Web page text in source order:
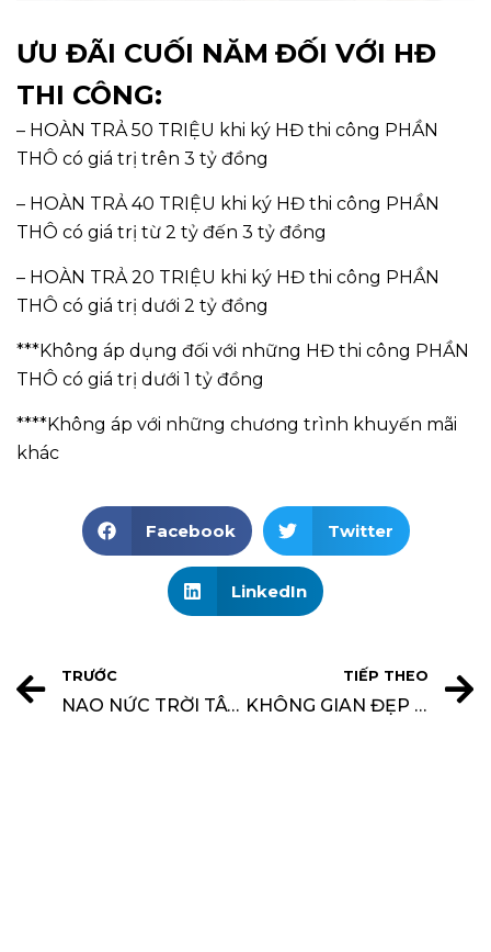
ƯU ĐÃI CUỐI NĂM ĐỐI VỚI HĐ
THI CÔNG:
– HOÀN TRẢ 50 TRIỆU khi ký HĐ thi công PHẦN
THÔ có giá trị trên 3 tỷ đồng
– HOÀN TRẢ 40 TRIỆU khi ký HĐ thi công PHẦN
THÔ có giá trị từ 2 tỷ đến 3 tỷ đồng
– HOÀN TRẢ 20 TRIỆU khi ký HĐ thi công PHẦN
THÔ có giá trị dưới 2 tỷ đồng
***Không áp dụng đối với những HĐ thi công PHẦN
THÔ có giá trị dưới 1 tỷ đồng
****Không áp với những chương trình khuyến mãi
khác
Facebook Twitter
LinkedIn
TRƯỚC
NAO NỨC TRỜI TÂY CÙNG CĂN BIỆT THỰ HẠNG SANG
TIẾP THEO
KHÔNG GIAN ĐẸP TUYỂN DỤNG NHÂN VIÊN PHÁP LÝ XÂY DỰNG